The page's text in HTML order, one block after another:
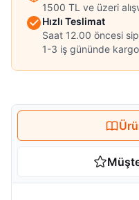
1500 TL ve üzeri
Hızlı Teslimat
Saat 12.00 öncesi
1-3 iş gününde